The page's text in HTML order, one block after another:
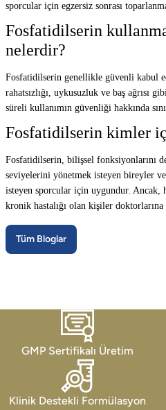
sporcular için egzersiz sonrası
Fosfatidilserin
nelerdir?
Fosfatidilserin genellikle güvenli kabul
rahatsızlığı, uykusuzluk ve baş ağrısı
süreli kullanımın güvenliği hakkında
Fosfatidilserin kimler
Fosfatidilserin, bilişsel fonksiyonlarını
seviyelerini yönetmek isteyen bireyler ve
isteyen sporcular için uygundur. Ancak,
kronik hastalığı olan kişiler doktorlarına
Tüm Bloglar
GMP Sertifikalı Üretim
Klinik Destekli Formülasyon